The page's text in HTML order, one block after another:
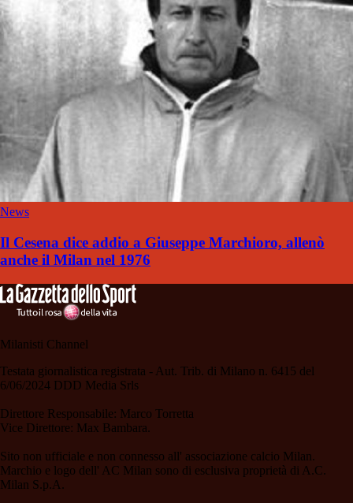
News
Il Cesena dice addio a Giuseppe Marchioro, allenò
anche il Milan nel 1976
Milanisti Channel
Testata giornalistica registrata - Aut. Trib. di Milano n. 6415 del
6/06/2024 DDD Media Srls
Direttore Responsabile: Marco Torretta
Vice Direttore: Max Bambara.
Sito non ufficiale e non connesso all' associazione calcio Milan.
Marchio e logo dell' AC Milan sono di esclusiva proprietà di A.C.
Milan S.p.A.